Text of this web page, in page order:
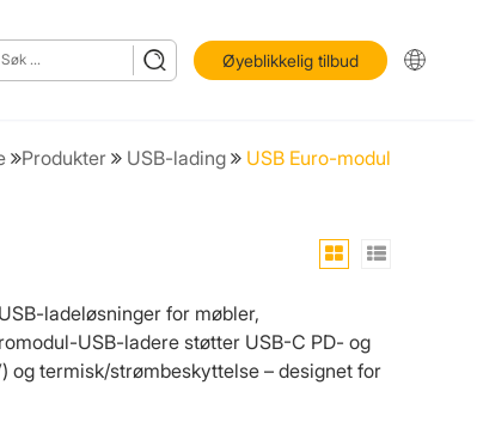
Øyeblikkelig tilbud
Produkter USB-lading USB Euro-modul
ladeløsninger for møbler,
USB-ladere støtter USB-C PD- og
og termisk/strømbeskyttelse – designet for